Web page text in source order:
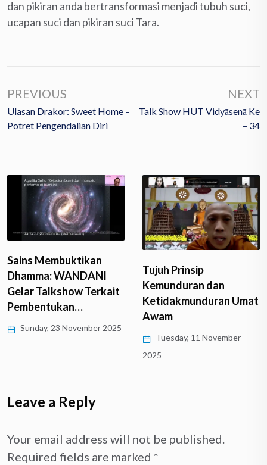
dan pikiran anda bertransformasi menjadi tubuh suci,
ucapan suci dan pikiran suci Tara.
PREVIOUS
Ulasan Drakor: Sweet Home –
Potret Pengendalian Diri
NEXT
Talk Show HUT Vidyāsenā Ke
– 34
Sains Membuktikan
Dhamma: WANDANI
Gelar Talkshow Terkait
Pembentukan…
Sunday, 23 November 2025
Tujuh Prinsip
Kemunduran dan
Ketidakmunduran Umat
Awam
Tuesday, 11 November
2025
Leave a Reply
Your email address will not be published.
Required fields are marked *